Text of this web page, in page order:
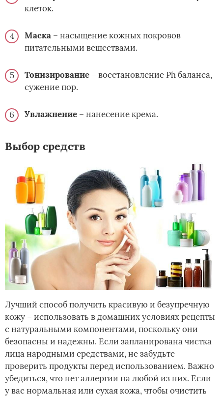
клеток.
Маска – насыщение кожных покровов
питательными веществами.
Тонизирование – восстановление Ph баланса,
сужение пор.
Увлажнение – нанесение крема.
Выбор средств
Лучший способ получить красивую и безупречную
кожу – использовать в домашних условиях рецепты
с натуральными компонентами, поскольку они
безопасны и надежны. Если запланирована чистка
лица народными средствами, не забудьте
проверить продукты перед использованием. Важно
убедиться, что нет аллергии на любой из них. Если
у вас нормальная или сухая кожа, чтобы очистить